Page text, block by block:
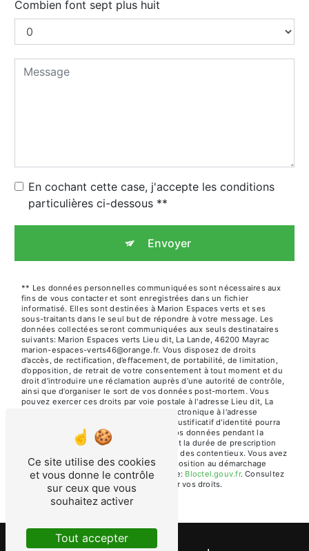
Combien font sept plus huit
En cochant cette case, j'accepte les conditions
particulières ci-dessous **
Envoyer
** Les données personnelles communiquées sont nécessaires aux
fins de vous contacter et sont enregistrées dans un fichier
informatisé. Elles sont destinées à Marion Espaces verts et ses
sous-traitants dans le seul but de répondre à votre message. Les
données collectées seront communiquées aux seuls destinataires
suivants: Marion Espaces verts Lieu dit, La Lande, 46200 Mayrac
marion-espaces-verts46@orange.fr. Vous disposez de droits
d’accès, de rectification, d’effacement, de portabilité, de limitation,
d’opposition, de retrait de votre consentement à tout moment et du
droit d’introduire une réclamation auprès d’une autorité de contrôle,
ainsi que d’organiser le sort de vos données post-mortem. Vous
pouvez exercer ces droits par voie postale à l'adresse Lieu dit, La
Lande, 46200 Mayrac ou par courrier électronique à l'adresse
marion-espaces-verts46@orange.fr. Un justificatif d'identité pourra
vous être demandé. Nous conservons vos données pendant la
période de prise de contact puis pendant la durée de prescription
légale aux fins probatoires et de gestion des contentieux. Vous avez
le droit de vous inscrire sur la liste d'opposition au démarchage
téléphonique, disponible à cette adresse:
Bloctel.gouv.fr. Consultez
le site cnil.fr pour plus d’informations sur vos droits.
Ce site utilise des cookies
et vous donne le contrôle
sur ceux que vous
souhaitez activer
Tout accepter